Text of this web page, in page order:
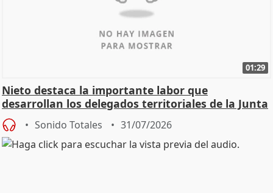
01:29
Nieto destaca la importante labor que
desarrollan los delegados territoriales de la Junta
Sonido Totales 31/07/2026